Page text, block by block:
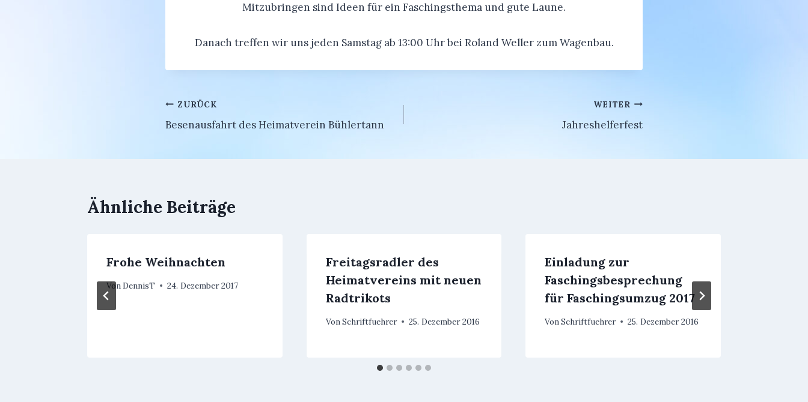
Mitzubringen sind Ideen für ein Faschingsthema und gute Laune.
Danach treffen wir uns jeden Samstag ab 13:00 Uhr bei Roland Weller zum Wagenbau.
Beitragsnavigation
ZURÜCK
Besenausfahrt des Heimatverein Bühlertann
WEITER
Jahreshelferfest
Ähnliche Beiträge
Frohe Weihnachten
VonDennisT 24. Dezember 2017
Freitagsradler des
Heimatvereins mit neuen
Radtrikots
VonSchriftfuehrer 25. Dezember 2016
Einladung zur
Faschingsbesprechung
für Faschingsumzug 2017
VonSchriftfuehrer 25. Dezember 2016